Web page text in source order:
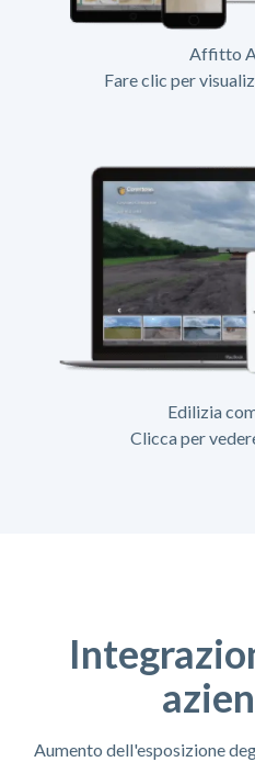
Affitto
Fare clic per
Edilizia
Clicca per
Aumento dell'esposizione